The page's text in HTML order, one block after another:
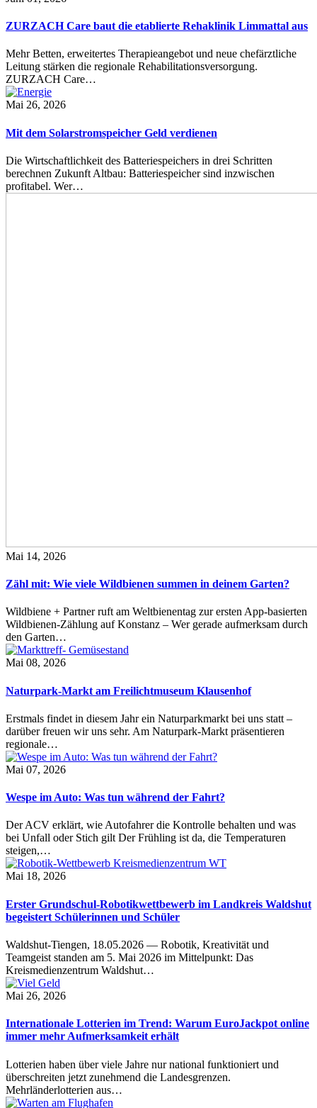
ZURZACH Care baut die etablierte Rehaklinik Limmattal aus
Mehr Betten, erweitertes Therapieangebot und neue chefärztliche
Leitung stärken die regionale Rehabilitationsversorgung.
ZURZACH Care…
Mai 26, 2026
Mit dem Solarstromspeicher Geld verdienen
Die Wirtschaftlichkeit des Batteriespeichers in drei Schritten
berechnen Zukunft Altbau: Batteriespeicher sind inzwischen
profitabel. Wer…
Mai 14, 2026
Zähl mit: Wie viele Wildbienen summen in deinem Garten?
Wildbiene + Partner ruft am Weltbienentag zur ersten App-basierten
Wildbienen-Zählung auf Konstanz – Wer gerade aufmerksam durch
den Garten…
Mai 08, 2026
Naturpark-Markt am Freilichtmuseum Klausenhof
Erstmals findet in diesem Jahr ein Naturparkmarkt bei uns statt –
darüber freuen wir uns sehr. Am Naturpark-Markt präsentieren
regionale…
Mai 07, 2026
Wespe im Auto: Was tun während der Fahrt?
Der ACV erklärt, wie Autofahrer die Kontrolle behalten und was
bei Unfall oder Stich gilt Der Frühling ist da, die Temperaturen
steigen,…
Mai 18, 2026
Erster Grundschul-Robotikwettbewerb im Landkreis Waldshut
begeistert Schülerinnen und Schüler
Waldshut-Tiengen, 18.05.2026 — Robotik, Kreativität und
Teamgeist standen am 5. Mai 2026 im Mittelpunkt: Das
Kreismedienzentrum Waldshut…
Mai 26, 2026
Internationale Lotterien im Trend: Warum EuroJackpot online
immer mehr Aufmerksamkeit erhält
Lotterien haben über viele Jahre nur national funktioniert und
überschreiten jetzt zunehmend die Landesgrenzen.
Mehrländerlotterien aus…